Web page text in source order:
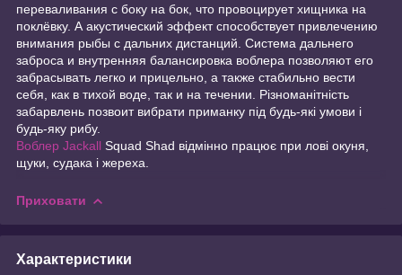
переваливания с боку на бок, что провоцирует хищника на
поклёвку. А акустический эффект способствует привлечению
внимания рыбы с дальних дистанций. Система дальнего
заброса и внутренняя балансировка воблера позволяют его
забрасывать легко и прицельно, а также стабильно вести
себя, как в тихой воде, так и на течении. Різноманітність
забарвлень позвоит вибрати приманку під будь-які умови і
будь-яку рибу.
Воблер Jackall Squad Shad відмінно працює при лові окуня,
щуки, судака і жереха.
Приховати
Характеристики